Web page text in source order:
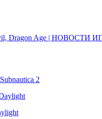
Dragon Age | НОВОСТИ
2